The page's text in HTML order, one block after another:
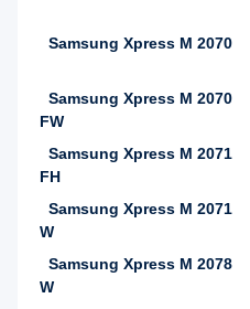
Samsung Xpress M 2070
Samsung Xpress M 2070
FW
Samsung Xpress M 2071
FH
Samsung Xpress M 2071
W
Samsung Xpress M 2078
W